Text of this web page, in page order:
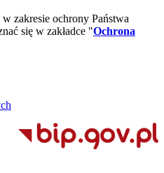
zakresie ochrony Państwa
się w zakładce "Ochrona